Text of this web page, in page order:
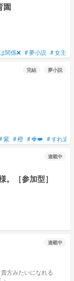
園
関係❌ #夢小説 #女主人
完結 夢小説
紫 #橙 #🍓👑 #すれ違い
連載中
［参加型］
連載中